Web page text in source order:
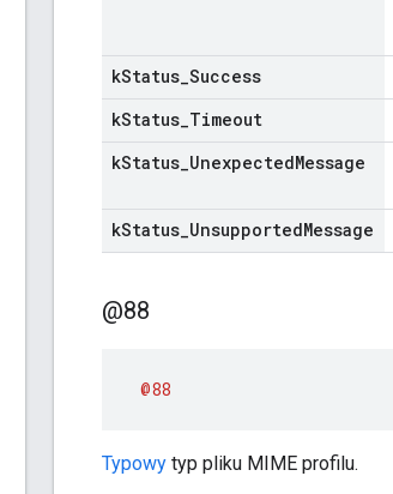
kStatus Success
kStatus Timeout
kStatus UnexpectedMessage
kStatus UnsupportedMessage
@88
@88
Typowy typ pliku MIME profilu.